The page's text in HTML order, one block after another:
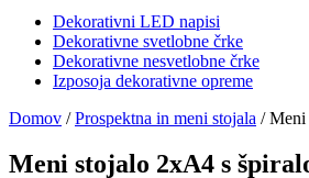
Dekorativni LED napisi
Dekorativne svetlobne črke
Dekorativne nesvetlobne črke
Izposoja dekorativne opreme
Domov /Prospektna in meni stojala / Meni
Meni stojalo 2xA4 s